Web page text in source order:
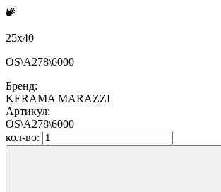
25x40
OS\A278\6000
Бренд:
KERAMA MARAZZI
Артикул:
OS\A278\6000
кол-во: